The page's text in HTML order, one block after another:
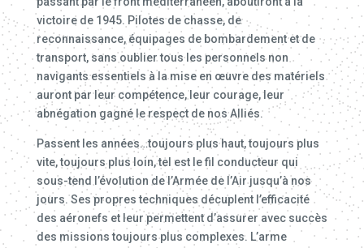
victoire de 1945. Pilotes de chasse, de
reconnaissance, équipages de bombardement et de
transport, sans oublier tous les personnels non
navigants essentiels à la mise en œuvre des matériels
auront par leur compétence, leur courage, leur
abnégation gagné le respect de nos Alliés.
Passent les années…toujours plus haut, toujours plus
vite, toujours plus loin, tel est le fil conducteur qui
sous-tend l’évolution de l’Armée de l’Air jusqu’à nos
jours. Ses propres techniques décuplent l’efficacité
des aéronefs et leur permettent d’assurer avec succès
des missions toujours plus complexes. L’arme